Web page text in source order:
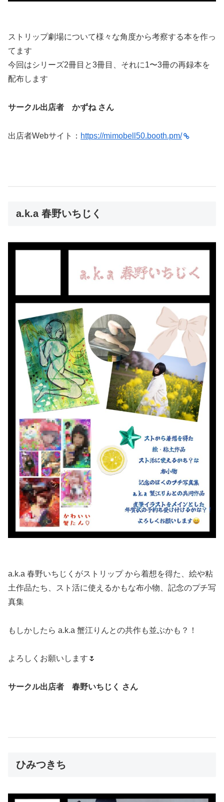
ストリップ劇場について様々な角度から考察する本を作っ
てます
今回はシリーズ2冊目と3冊目、それに1〜3冊の再録本を
配布します
サークル出店者 かずね さん
出店者Webサイト： https://mimobell50.booth.pm/
a.k.a 春野いちじく
a.k.a 春野いちじくがストリップ から着想を得た、絵や粘
土作品たち、スト活に使えるかもな布小物、記念のプチ写
真集
もしかしたら a.k.a 蟹江りんとの共作も並ぶかも？！
よろしくお願いします🌷
サークル出店者 春野いちじく さん
ひみつきち